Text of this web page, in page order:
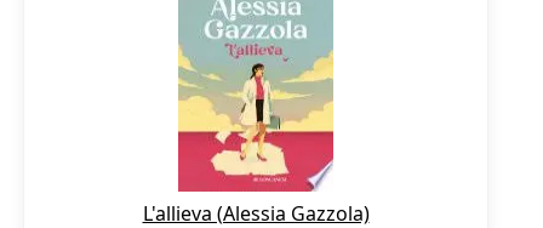
L'allieva (Alessia Gazzola)